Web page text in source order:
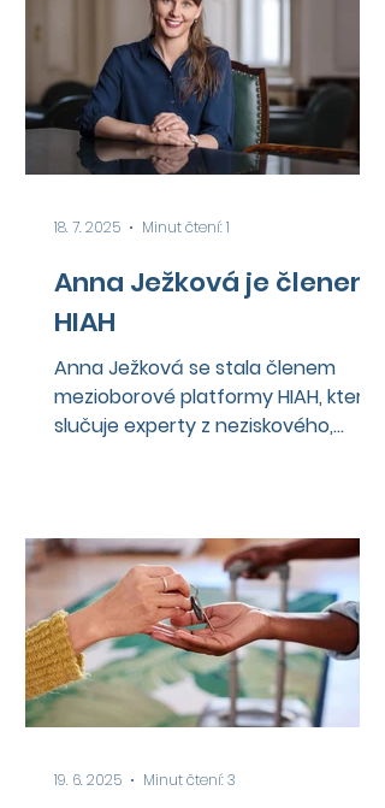
Anna Ježková je členem
HIAH
Anna Ježková se stala členem
mezioborové platformy HIAH, která
slučuje experty z neziskového,
18. 7. 2025 Minut čtení: 1
19. 6. 2025 Minut čtení: 3